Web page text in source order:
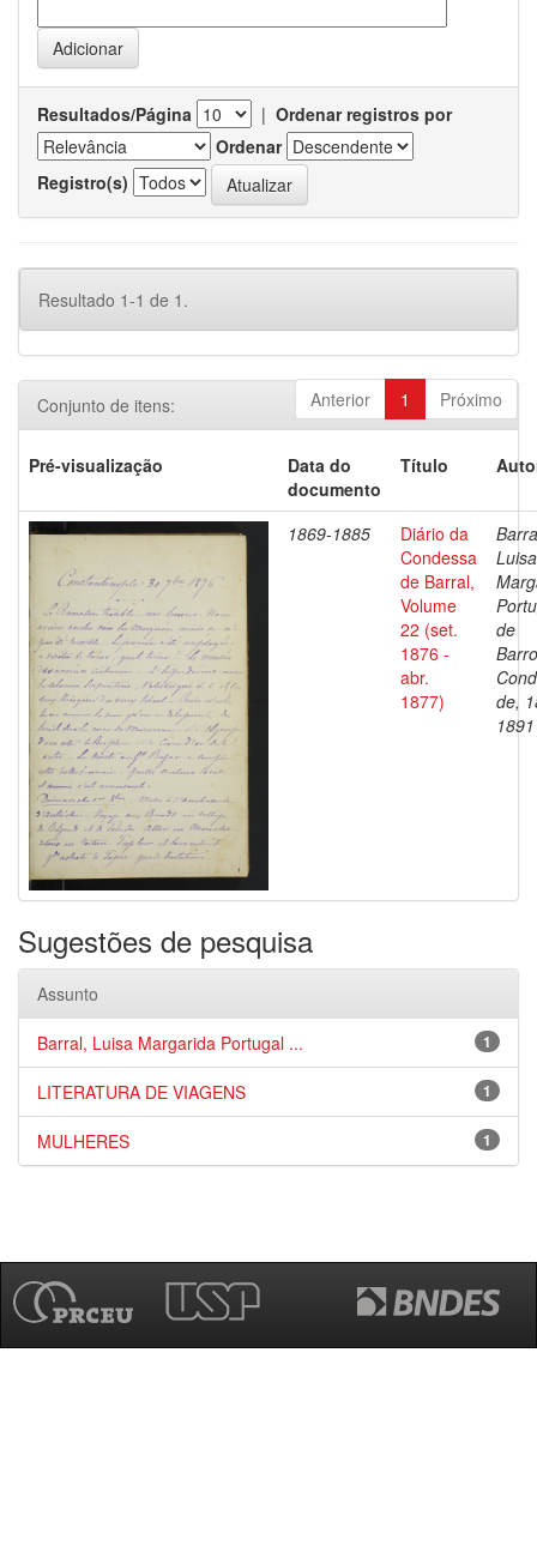
Resultados/Página | Ordenar registros por
Ordenar
Registro(s)
Resultado 1-1 de 1.
Anterior 1 Próximo
Conjunto de itens:
Pré-visualização
Data do
documento
Título
1869-1885
Diário da
Condessa
de Barral,
Volume
22 (set.
1876 -
abr.
1877)
Luisa
de
de,
1891
Sugestões de pesquisa
Assunto
1
Barral, Luisa Margarida Portugal ...
1
LITERATURA DE VIAGENS
1
MULHERES